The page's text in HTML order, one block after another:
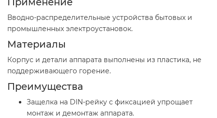
Вводно-распределительные устройства бытовых и
промышленных электроустановок.
Материалы
Корпус и детали аппарата выполнены из пластика, не
поддерживающего горение.
Преимущества
Защелка на DIN-рейку с фиксацией упрощает
монтаж и демонтаж аппарата.